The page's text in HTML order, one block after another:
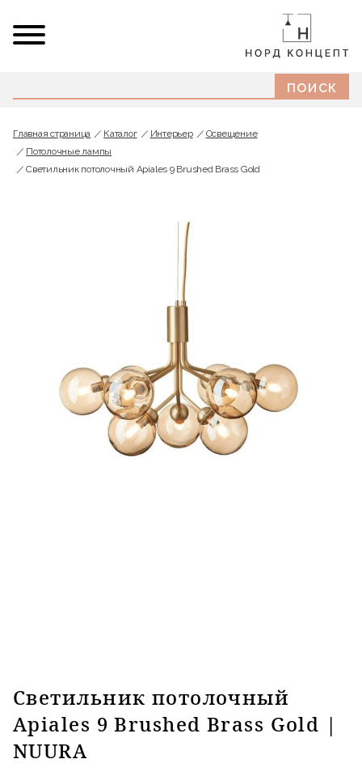
Главная страница Каталог Интерьер
Освещение
Потолочные лампы
Светильник потолочный Apiales 9 Brushed Brass Gold
Светильник потолочный
Apiales 9 Brushed Brass Gold |
NUURA